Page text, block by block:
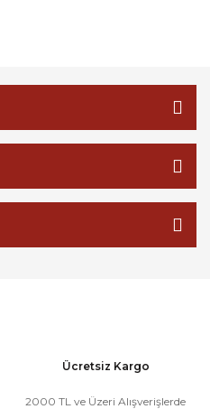
Ücretsiz Kargo
2000 TL ve Üzeri Alışverişlerde